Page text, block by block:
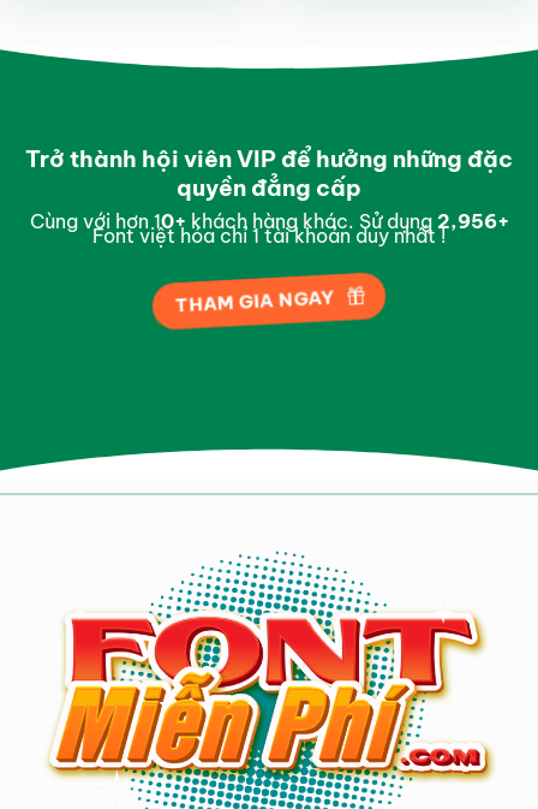
Trở thành hội viên VIP để hưởng những đặc
quyền đẳng cấp
Cùng với hơn 10+ khách hàng khác. Sử dụng 2,997+
Font việt hóa chỉ 1 tài khoản duy nhất !
THAM GIA NGAY